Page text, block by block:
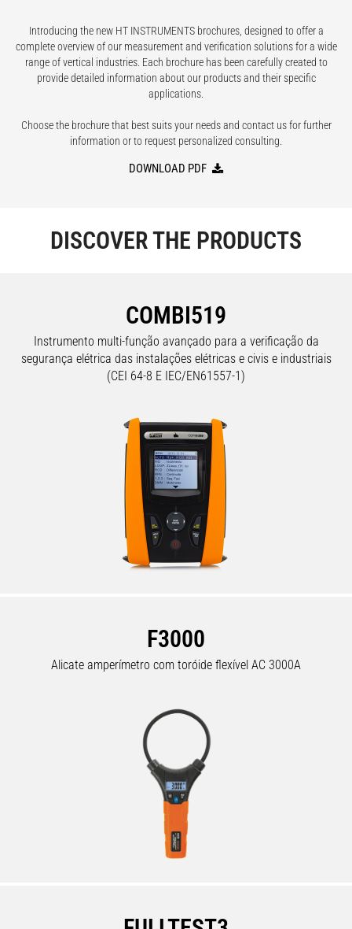
Introducing the new HT INSTRUMENTS brochures, designed to offer a
complete overview of our measurement and verification solutions for a wide
range of vertical industries. Each brochure has been carefully created to
provide detailed information about our products and their specific
applications.
Choose the brochure that best suits your needs and contact us for further
information or to request personalized consulting.
DOWNLOAD PDF
DISCOVER THE PRODUCTS
COMBI519
Instrumento multi-função avançado para a verificação da
segurança elétrica das instalações elétricas e civis e industriais
(CEI 64-8 E IEC/EN61557-1)
F3000
Alicate amperímetro com toróide flexível AC 3000A